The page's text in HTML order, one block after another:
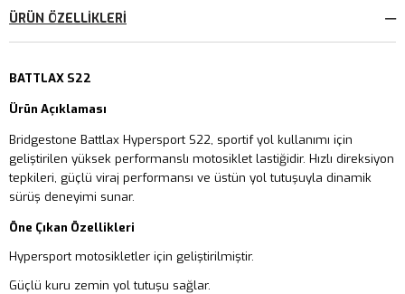
ÜRÜN ÖZELLIKLERI
BATTLAX S22
Ürün Açıklaması
Bridgestone Battlax Hypersport S22, sportif yol kullanımı için
geliştirilen yüksek performanslı motosiklet lastiğidir. Hızlı direksiyon
tepkileri, güçlü viraj performansı ve üstün yol tutuşuyla dinamik
sürüş deneyimi sunar.
Öne Çıkan Özellikleri
Hypersport motosikletler için geliştirilmiştir.
Güçlü kuru zemin yol tutuşu sağlar.